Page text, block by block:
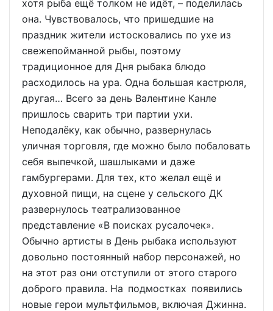
хотя рыба ещё толком не идёт, – поделилась
она. Чувствовалось, что пришедшие на
праздник жители истосковались по ухе из
свежепойманной рыбы, поэтому
традиционное для Дня рыбака блюдо
расходилось на ура. Одна большая кастрюля,
другая… Всего за день Валентине Канле
пришлось сварить три партии ухи.
Неподалёку, как обычно, развернулась
уличная торговля, где можно было побаловать
себя выпечкой, шашлыками и даже
гамбургерами. Для тех, кто желал ещё и
духовной пищи, на сцене у сельского ДК
развернулось театрализованное
представление «В поисках русалочек».
Обычно артисты в День рыбака используют
довольно постоянный набор персонажей, но
на этот раз они отступили от этого старого
доброго правила. На подмостках появились
новые герои мультфильмов, включая Джинна.